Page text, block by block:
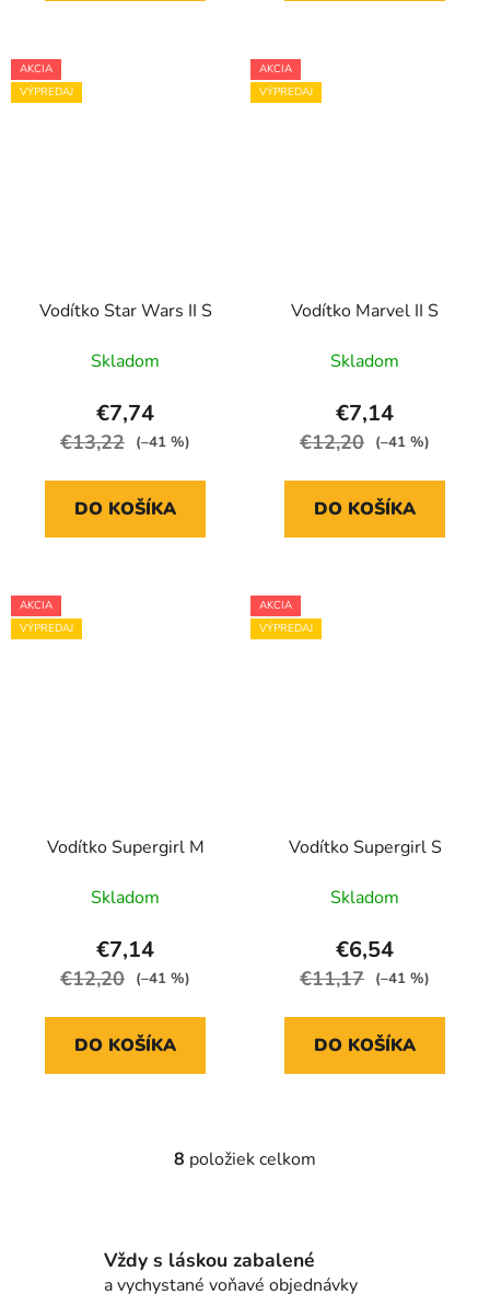
AKCIA
VÝPREDAJ
Vodítko Star Wars II S
Skladom
€7,74
€13,22 (–41 %)
DO KOŠÍKA
AKCIA
VÝPREDAJ
Vodítko Marvel II S
Skladom
€7,14
€12,20 (–41 %)
DO KOŠÍKA
AKCIA
VÝPREDAJ
Vodítko Supergirl M
Skladom
€7,14
€12,20 (–41 %)
DO KOŠÍKA
AKCIA
VÝPREDAJ
Vodítko Supergirl S
Skladom
€6,54
€11,17 (–41 %)
DO KOŠÍKA
O
d
a
8 položiek celkom
Vždy s láskou zabalené
a vychystané voňavé objednávky